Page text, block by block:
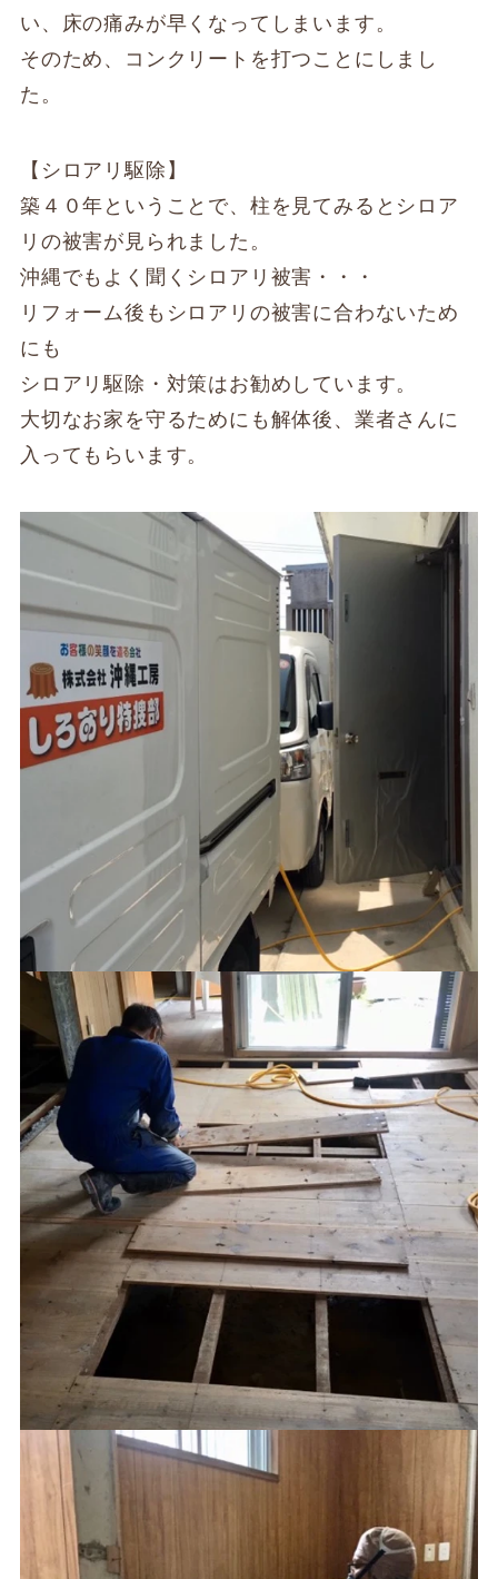
い、床の痛みが早くなってしまいます。
そのため、コンクリートを打つことにしまし
た。
【シロアリ駆除】
築４０年ということで、柱を見てみるとシロア
リの被害が見られました。
沖縄でもよく聞くシロアリ被害・・・
リフォーム後もシロアリの被害に合わないため
にも
シロアリ駆除・対策はお勧めしています。
大切なお家を守るためにも解体後、業者さんに
入ってもらいます。